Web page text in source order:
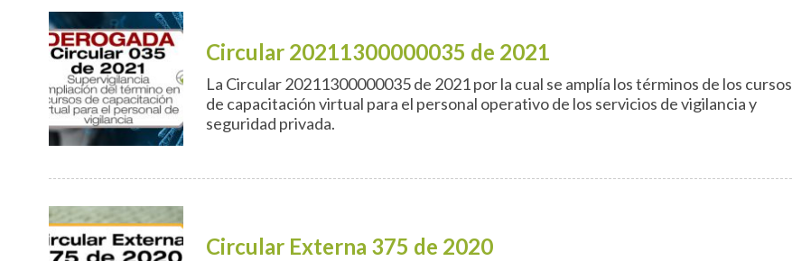
Circular 20211300000035 de 2021
La Circular 20211300000035 de 2021 por la cual se amplía los términos de los cursos
de capacitación virtual para el personal operativo de los servicios de vigilancia y
seguridad privada.
Circular Externa 375 de 2020